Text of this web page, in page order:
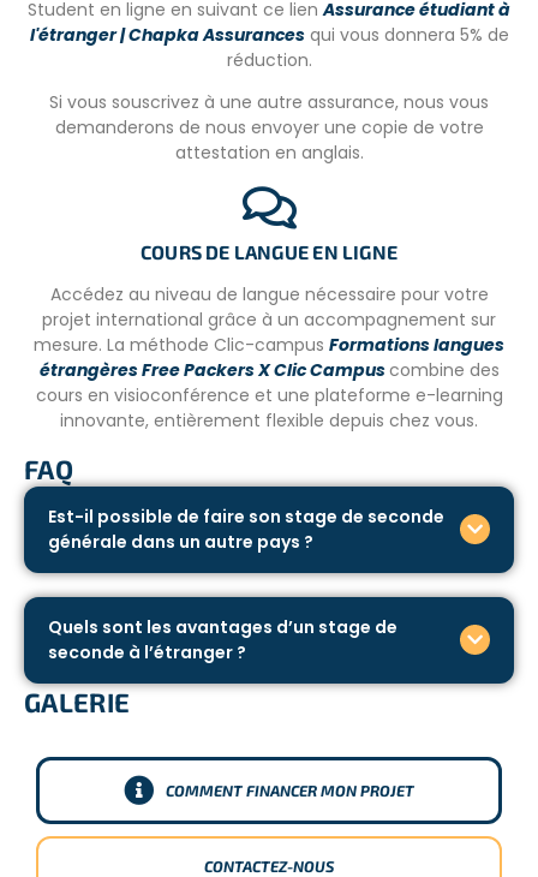
heures.
Les repas sont préparés tous les jours
régimes spécifiques sur demande (végétariens, vegans,
sans lactose, sans gluten, etc).
Student en ligne en suivant ce lienAssurance étudiant à
l'étranger | Chapka Assurancesqui vous donnera 5% de
réduction.
Si vous souscrivez à une autre assurance, nous vous
demanderons de nous envoyer une copie de votre
attestation en anglais.
COURS DE LANGUE EN LIGNE
Accédez au niveau de langue nécessaire pour votre
projet international grâce à un accompagnement sur
mesure. La méthode Clic-campus Formations langues
étrangères Free Packers X Clic Campuscombine des
cours en visioconférence et une plateforme e-learning
innovante, entièrement flexible depuis chez vous.
FAQ
Est-il possible de faire son stage de seconde
générale dans un autre pays ?
Quels sont les avantages d’un stage de
seconde à l’étranger ?
GALERIE
COMMENT FINANCER MON PROJET
CONTACTEZ-NOUS